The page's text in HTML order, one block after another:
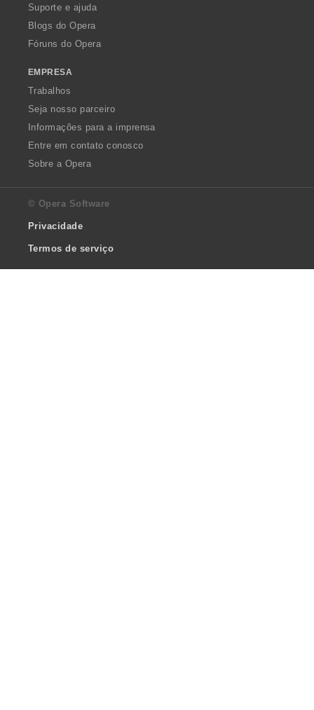
Suporte e ajuda
Blogs do Opera
Fóruns do Opera
EMPRESA
Trabalhos
Seja nosso parceiro
Informações para a imprensa
Entre em contato conosco
Sobre a Opera
© Opera Software
Privacidade
Termos de serviço